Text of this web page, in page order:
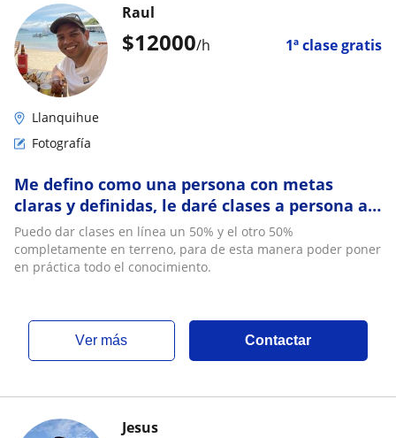
$12000/h 1ª clase gratis
Raul
Llanquihue
Fotografía
Me defino como una persona con metas
claras y definidas, le daré clases a persona a
las que pueda ampliar su espectro de visión
Puedo dar clases en línea un 50% y el otro 50%
completamente en terreno, para de esta manera poder poner
en práctica todo el conocimiento.
ver más Contactar
Jesus